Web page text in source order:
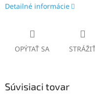
Detailné informácie
OPÝTAŤ SA
Súvisiaci tovar